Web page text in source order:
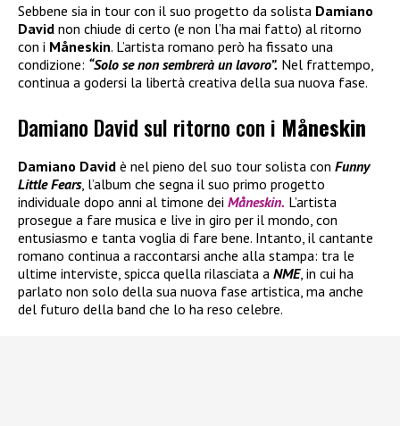
Sebbene sia in tour con il suo progetto da solista Damiano
David non chiude di certo (e non l’ha mai fatto) al ritorno
con i Måneskin. L’artista romano però ha fissato una
condizione: “Solo se non sembrerà un lavoro”. Nel frattempo,
continua a godersi la libertà creativa della sua nuova fase.
Damiano David sul ritorno con i Måneskin
Damiano David è nel pieno del suo tour solista con Funny
Little Fears, l’album che segna il suo primo progetto
individuale dopo anni al timone dei Måneskin. L’artista
prosegue a fare musica e live in giro per il mondo, con
entusiasmo e tanta voglia di fare bene. Intanto, il cantante
romano continua a raccontarsi anche alla stampa: tra le
ultime interviste, spicca quella rilasciata a NME, in cui ha
parlato non solo della sua nuova fase artistica, ma anche
del futuro della band che lo ha reso celebre.